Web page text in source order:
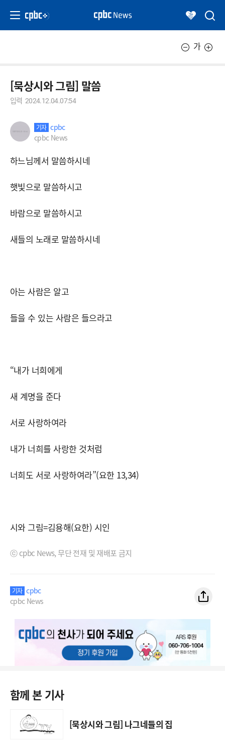
가
[묵상시와 그림] 말씀
입력 2024.12.04.07:54
기자 cpbc
cpbc News
하느님께서 말씀하시네
햇빛으로 말씀하시고
바람으로 말씀하시고
새들의 노래로 말씀하시네
아는 사람은 알고
들을 수 있는 사람은 들으라고
“내가 너희에게
새 계명을 준다
서로 사랑하여라
내가 너희를 사랑한 것처럼
너희도 서로 사랑하여라”(요한 13,34)
시와 그림=김용해(요한) 시인
ⓒ cpbc News, 무단 전재 및 재배포 금지
기자 cpbc
cpbc News
함께 본 기사
[묵상시와 그림] 나그네들의 집